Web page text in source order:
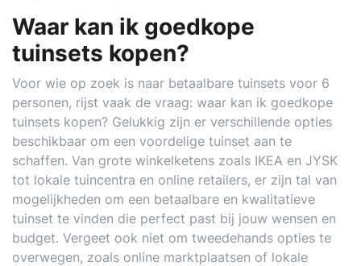
Waar kan ik goedkope
tuinsets kopen?
Voor wie op zoek is naar betaalbare tuinsets voor 6
personen, rijst vaak de vraag: waar kan ik goedkope
tuinsets kopen? Gelukkig zijn er verschillende opties
beschikbaar om een voordelige tuinset aan te
schaffen. Van grote winkelketens zoals IKEA en JYSK
tot lokale tuincentra en online retailers, er zijn tal van
mogelijkheden om een betaalbare en kwalitatieve
tuinset te vinden die perfect past bij jouw wensen en
budget. Vergeet ook niet om tweedehands opties te
overwegen, zoals online marktplaatsen of lokale